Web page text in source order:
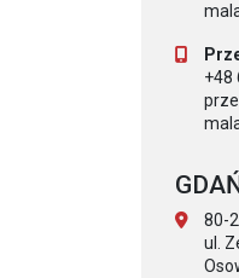
+48
80-
ul.